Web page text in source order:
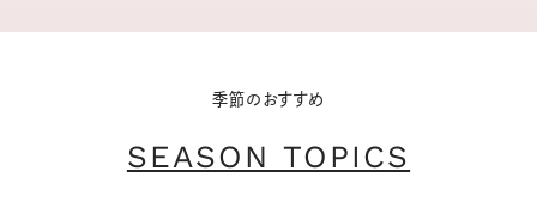
季節のおすすめ
SEASON TOPICS